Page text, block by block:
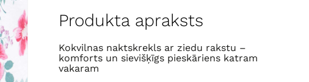
60
apkārtmērs 152 cm
62 krūšu apkārtmērs 152 cm
apkārtmērs 158 cm
Produkta apraksts
Kokvilnas naktskrekls ar ziedu rakstu –
komforts un sievišķīgs pieskāriens katram
vakaram